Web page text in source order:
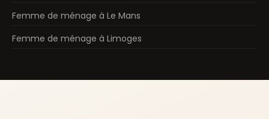
Femme de ménage à Le Mans
Femme de ménage à Limoges